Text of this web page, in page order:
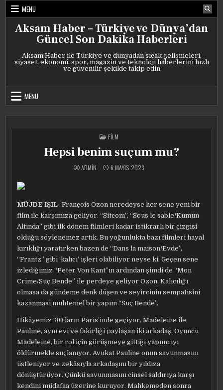
Skip
content
MENU
Aksam Haber – Türkiye ve Dünya’dan
Güncel Son Dakika Haberleri
Aksam Haber ile Türkiye ve dünyadan sıcak gelişmeleri,
siyaset, ekonomi, spor, magazin ve teknoloji haberlerini hızlı
ve güvenilir şekilde takip edin
MENU
POSTED
IN
FILM
Hepsi benim suçum mu?
ADMIN 6 MAYIS 2023
MÜJDE IŞIL-François Ozon neredeyse her sene yeni bir
film ile karşımıza geliyor. “Sitcom”, “Sous le sable/Kumun
Altında” gibi ilk dönem filmleri kadar istikrarlı bir çizgisi
olduğu söylenemez artık. Bu yoğunlukta bazı filmleri hayal
kırıklığı yaratırken bazen de “Dans la maison/Evde”,
“Frantz” gibi ‘kalıcı’ işleri olabiliyor neyse ki. Geçen sene
izlediğimiz “Peter Von Kant”ın ardından şimdi de “Mon
Crime/Suç Bende” ile perdeye geliyor Ozon. Kalıcılığı
olmasa da gündeme denk düşen ve seyircinin sempatisini
kazanması muhtemel bir yapım “Suç Bende”.
Hikâyemiz ‘30’ların Paris’inde geçiyor. Madeleine ile
Pauline, aynı evi ve fakirliği paylaşan iki arkadaş. Oyuncu
Madeleine, bir rol için görüşmeye gittiği yapımcıyı
öldürmekle suçlanıyor. Avukat Pauline onun savunmasını
üstleniyor ve zekâsıyla arkadaşını bir yıldıza
dönüştürüyor. Çünkü savunmasını cinsel saldırıya karşı
kendini müdafaa üzerine kuruyor. Mahkemeden sonra